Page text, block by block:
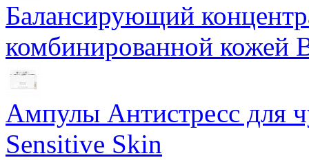
Балансирующий
комбинированной кожей
Ампулы Антистресс для
Sensitive Skin